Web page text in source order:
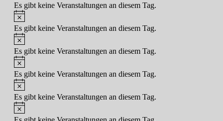
Es gibt keine Veranstaltungen an diesem Tag.
Hinweis
Es gibt keine Veranstaltungen an diesem Tag.
Hinweis
Es gibt keine Veranstaltungen an diesem Tag.
Hinweis
Es gibt keine Veranstaltungen an diesem Tag.
Hinweis
Es gibt keine Veranstaltungen an diesem Tag.
Hinweis